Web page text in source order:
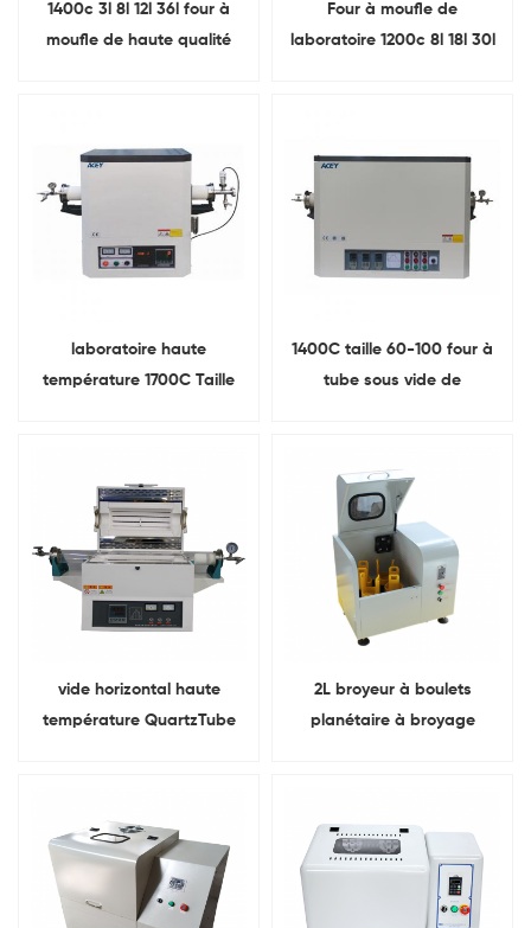
1400c 3l 8l 12l 36l four à
moufle de haute qualité
Four à moufle de
laboratoire 1200c 8l 18l 30l
laboratoire haute
température 1700C Taille
1400C taille 60-100 four à
tube sous vide de
vide horizontal haute
température QuartzTube
2L broyeur à boulets
planétaire à broyage